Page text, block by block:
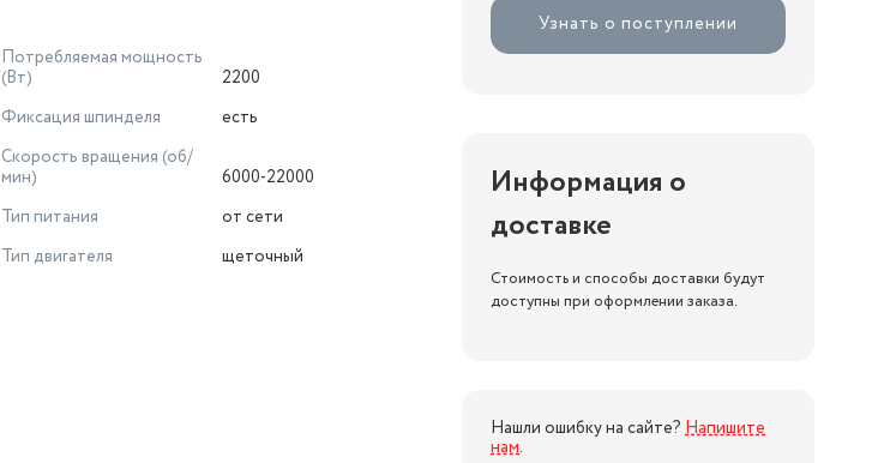
Потребляемая мощность
(Вт)
2200
Фиксация шпинделя
есть
Скорость вращения (об/
мин)
6000-22000
Тип питания
от сети
Тип двигателя
щеточный
Узнать о поступлении
Информация о
доставке
Стоимость и способы доставки будут
доступны при оформлении заказа.
Нашли ошибку на сайте? Напишите
нам.